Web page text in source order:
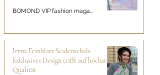
BOMOND VIP fashion magazine
Iryna Feinblatt Seidenschals:
Exklusives Design trifft auf höchste
Qualität